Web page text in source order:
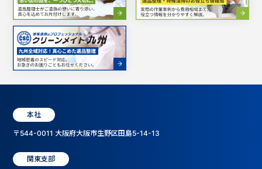
本社
〒544-0011 大阪府大阪市生野区田島5-14-13
関東支部